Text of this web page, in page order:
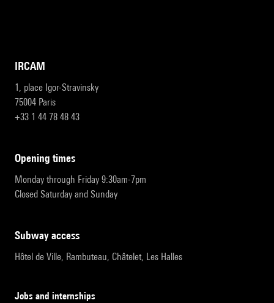
IRCAM
1, place Igor-Stravinsky
75004 Paris
+33 1 44 78 48 43
opening times
Monday through Friday 9:30am-7pm
Closed Saturday and Sunday
subway access
Hôtel de Ville, Rambuteau, Châtelet, Les Halles
Jobs and internships